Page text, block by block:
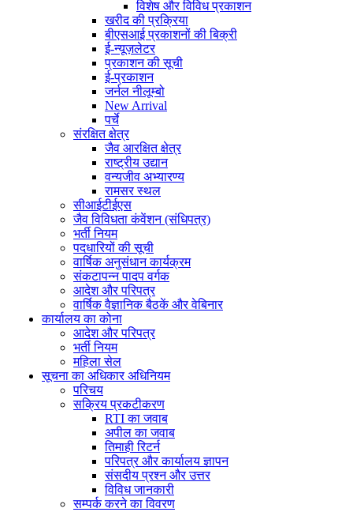
विशेष और विविध प्रकाशन
खरीद की प्रक्रिया
बीएसआई प्रकाशनों की बिक्री
ई-न्यूज़लेटर
प्रकाशन की सूची
ई-प्रकाशन
जर्नल नीलूम्बो
New Arrival
पर्चे
संरक्षित क्षेत्र
जैव आरक्षित क्षेत्र
राष्ट्रीय उद्यान
वन्यजीव अभ्यारण्य
रामसर स्थल
सीआईटीईएस
जैव विविधता कंवेंशन (संधिपत्र)
भर्ती नियम
पदधारियों की सूची
वार्षिक अनुसंधान कार्यक्रम
संकटापन्न पादप वर्गक
आदेश और परिपत्र
वार्षिक वैज्ञानिक बैठकें और वेबिनार
कार्यालय का कोना
आदेश और परिपत्र
भर्ती नियम
महिला सेल
सूचना का अधिकार अधिनियम
परिचय
सक्रिय प्रकटीकरण
RTI का जवाब
अपील का जवाब
तिमाही रिटर्न
परिपत्र और कार्यालय ज्ञापन
संसदीय प्रश्न और उत्तर
विविध जानकारी
सम्पर्क करने का विवरण